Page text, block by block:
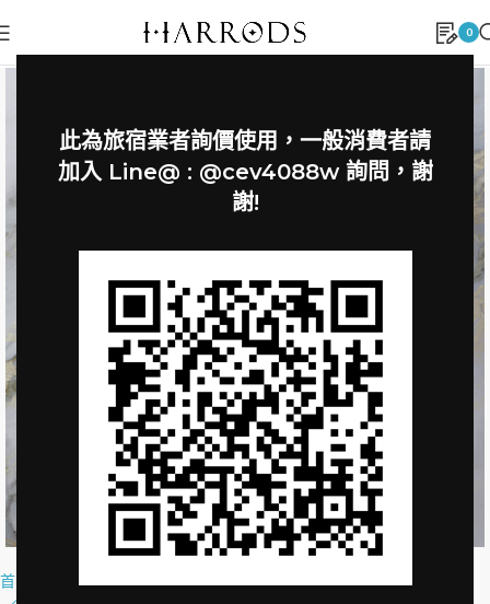
此為旅宿業者詢價使用，一般消費者請
加入 Line@ : @cev4088w 詢問，謝
謝!
0
Click to enlarge
首頁